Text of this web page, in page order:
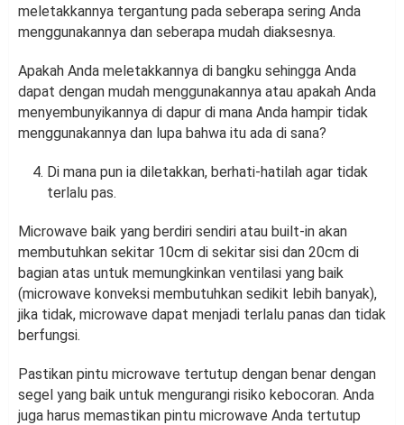
meletakkannya tergantung pada seberapa sering Anda
menggunakannya dan seberapa mudah diaksesnya.
Apakah Anda meletakkannya di bangku sehingga Anda
dapat dengan mudah menggunakannya atau apakah Anda
menyembunyikannya di dapur di mana Anda hampir tidak
menggunakannya dan lupa bahwa itu ada di sana?
Di mana pun ia diletakkan, berhati-hatilah agar tidak
terlalu pas.
Microwave baik yang berdiri sendiri atau built-in akan
membutuhkan sekitar 10cm di sekitar sisi dan 20cm di
bagian atas untuk memungkinkan ventilasi yang baik
(microwave konveksi membutuhkan sedikit lebih banyak),
jika tidak, microwave dapat menjadi terlalu panas dan tidak
berfungsi.
Pastikan pintu microwave tertutup dengan benar dengan
segel yang baik untuk mengurangi risiko kebocoran. Anda
juga harus memastikan pintu microwave Anda tertutup